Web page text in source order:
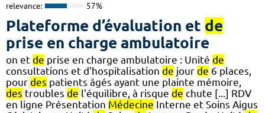
relevance: 57%
Plateforme d’évaluation et de
prise en charge ambulatoire
on et de prise en charge ambulatoire : Unité de
consultations et d'hospitalisation de jour de 6 places,
pour des patients âgés ayant une plainte mémoire,
des troubles de l’équilibre, à risque de chute [...] RDV
en ligne Présentation Médecine Interne et Soins Aigus